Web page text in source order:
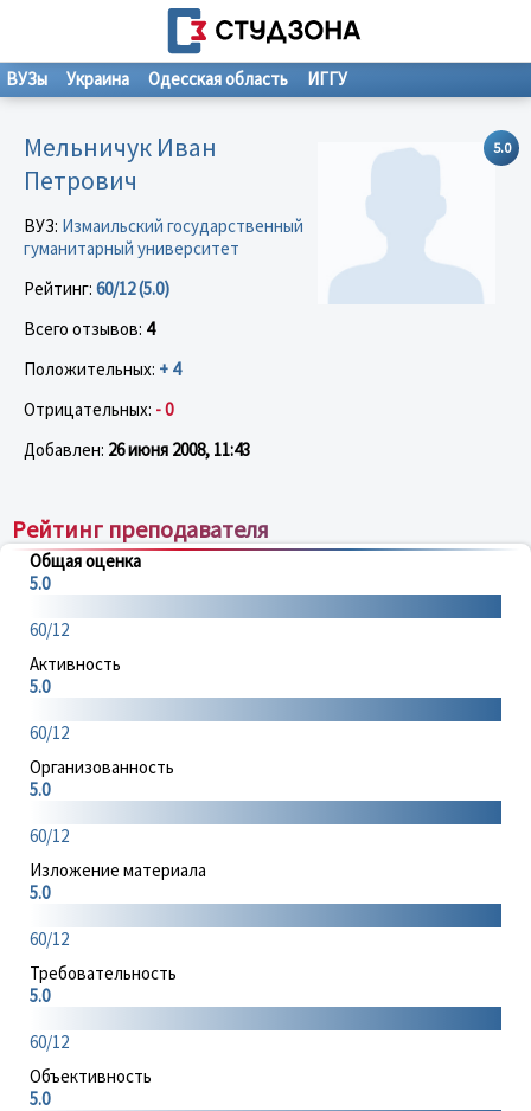
ВУЗы Украина Одесская область ИГГУ
5.0
Мельничук Иван
Петрович
ВУЗ: Измаильский государственный
гуманитарный университет
Рейтинг: 60/12 (5.0)
Всего отзывов: 4
Положительных: + 4
Отрицательных: - 0
Добавлен: 26 июня 2008, 11:43
Рейтинг преподавателя
Общая оценка
5.0
60/12
Активность
5.0
60/12
Организованность
5.0
60/12
Изложение материала
5.0
60/12
Требовательность
5.0
60/12
Объективность
5.0